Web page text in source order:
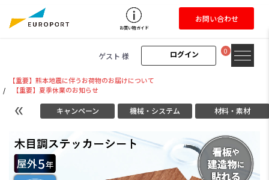
ログイン
ゲスト 様 0
お買い物ガイド
お問い合わせ
【重要】熊本地震に伴うお荷物のお届けについて
/
【重要】夏季休業のお知らせ
キャンペーン 機械・システム 材料・素材